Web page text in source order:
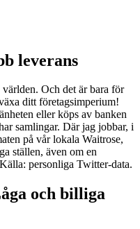
leverans
Och det är bara för
ditt företagsimperium!
eller köps av banken
samlingar. Där jag jobbar, i
på vår lokala Waitrose,
ställen, även om en
personliga Twitter-data.
åga och billiga